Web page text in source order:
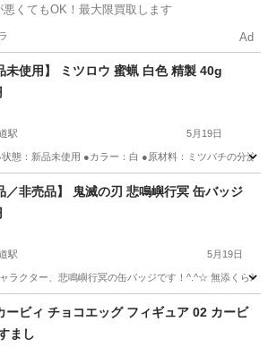
悪くてもOK！最大限買取します
Ad
未使用】 ミツロウ 蜜蝋 白色 精製 40g
駅 5月19日
態：新品未使用 ●カラー：白 ●原材料：ミツバチの分
道駅 その他 蜜蝋
／非売品】 鬼滅の刃 悲鳴嶼行冥 缶バッジ
駅 5月19日
ラクター、悲鳴嶼行冥の缶バッジです！^.^☆ 無添くら
街道駅 おもちゃ 鬼滅の刃
ービィ チョコエッグ フィギュア 02 カービ
まし